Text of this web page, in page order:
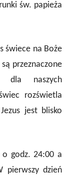
św. papieża
świece na Boże
przeznaczone
dla naszych
rozświetla
jest blisko
o godz. 24:00 a
pierwszy dzień